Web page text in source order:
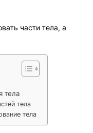
части тела, а
тела
тела
тела